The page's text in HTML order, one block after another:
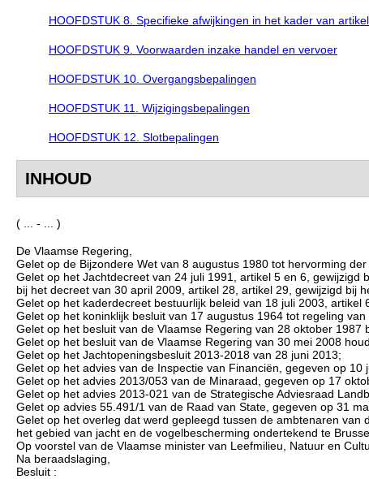
HOOFDSTUK 8. Specifieke afwijkingen in het kader van
HOOFDSTUK 9. Voorwaarden inzake handel en vervoer
HOOFDSTUK 10. Overgangsbepalingen
HOOFDSTUK 11. Wijzigingsbepalingen
HOOFDSTUK 12. Slotbepalingen
INHOUD
( ... - ... )
De Vlaamse Regering,
Gelet op de Bijzondere Wet van 8 augustus 1980 tot hervorming
Gelet op het Jachtdecreet van 24 juli 1991, artikel 5 en 6,
bij het decreet van 30 april 2009, artikel 28, artikel 29, gewijzigd bij
Gelet op het kaderdecreet bestuurlijk beleid van 18 juli 2003, artikel
Gelet op het koninklijk besluit van 17 augustus 1964 tot regeling
Gelet op het besluit van de Vlaamse Regering van 28 oktober
Gelet op het besluit van de Vlaamse Regering van 30 mei 2008
Gelet op het Jachtopeningsbesluit 2013-2018 van 28 juni 2013;
Gelet op het advies van de Inspectie van Financiën, gegeven op 10
Gelet op het advies 2013/053 van de Minaraad, gegeven op 17
Gelet op het advies 2013-021 van de Strategische Adviesraad
Gelet op advies 55.491/1 van de Raad van State, gegeven op 31
Gelet op het overleg dat werd gepleegd tussen de ambtenaren
het gebied van jacht en de vogelbescherming ondertekend te
Op voorstel van de Vlaamse minister van Leefmilieu, Natuur en
Na beraadslaging,
Besluit :